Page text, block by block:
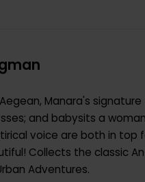
Manara's signature
and babysits a woman
voice are both in top
Collects the classic An
Adventures.